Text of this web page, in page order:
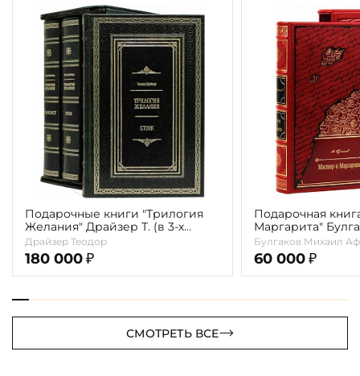
Подарочные книги "Трилогия
Желания" Драйзер Т. (в 3-х
томах)
Драйзер Теодор
180 000 ₽
Подарочная
Маргарита"
Булгаков Михаил
60 000 ₽
СМОТРЕТЬ ВСЕ